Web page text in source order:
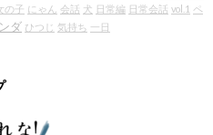
の子 にゃん 会話 犬 日常編 日常会話 vol.1 ペ
ダ ひつじ 気持ち 一日